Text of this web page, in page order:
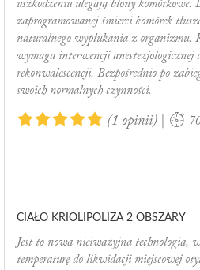
uszkodzeniu ulegają błony komórkowe.
zaprogramowanej śmierci komórek
naturalnego wypłukania z
wymaga interwencji anestezjologicznej
rekonwalescencji. Bezpośrednio po
swoich normalnych czynności.
(1 opinii)
CIAŁO KRIOLIPOLIZA 2 OBSZARY
Jest to nowa nieiwazyjna technologia,
temperaturę do likwidacji miejscowej